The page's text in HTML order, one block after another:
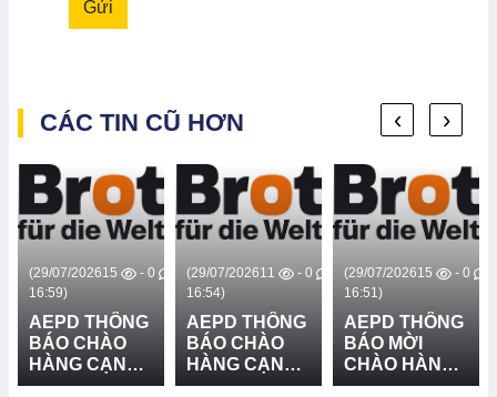
Gửi
CÁC TIN CŨ HƠN
(29/07/2026
16:59)
15 - 0
AEPD THÔNG
BÁO CHÀO
HÀNG CẠNH
TRANH CUNG
(29/07/2026
16:54)
11 - 0
AEPD THÔNG
BÁO CHÀO
HÀNG CẠNH
TRANH CUNG
(29/07/2026
16:51)
15 - 0
AEPD THÔNG
BÁO MỜI
CHÀO HÀNG
CẠNH TRANH
‹ ›